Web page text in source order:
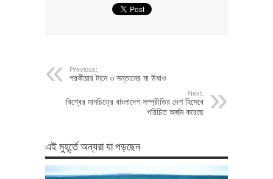
Previous:
পরকীয়ার টানে ৩ সন্তানের মা উধাও
Next:
বিশ্বের মানচিত্রে বাংলাদেশ সম্প্রীতির দেশ হিসেবে
পরিচিত অর্জন করেছে
এই মুহূর্তে অন্যরা যা পড়ছেন